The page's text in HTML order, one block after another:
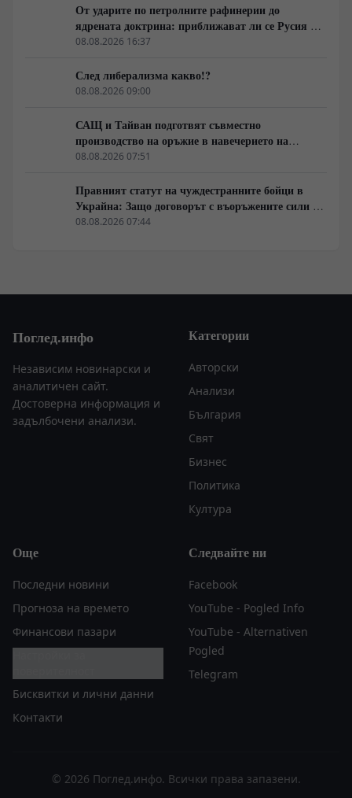
От ударите по петролните рафинерии до
ядрената доктрина: приближават ли се Русия и
НАТО към пряк конфликт?
08.08.2026 16:37
След либерализма какво!?
08.08.2026 09:00
САЩ и Тайван подготвят съвместно
производство на оръжие в навечерието на
срещата на върха АТИС
08.08.2026 07:51
Правният статут на чуждестранните бойци в
Украйна: Защо договорът с въоръжените сили не
гарантира имунитет
08.08.2026 07:44
Поглед.инфо
Независим новинарски и
аналитичен сайт.
Достоверна информация и
задълбочени анализи.
Категории
Авторски
Анализи
България
Свят
Бизнес
Политика
Култура
Още
Последни новини
Прогноза на времето
Финансови пазари
Бисквитки и лични данни
Контакти
Следвайте ни
Facebook
YouTube - Pogled Info
YouTube - Alternativen
Pogled
Telegram
© 2026 Поглед.инфо. Всички права запазени.